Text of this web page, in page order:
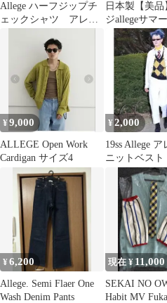
Allege ハーフジップチ
ェックシャツ アレッ
日本製【美品
ジallegeサマ
ェックパンツ
¥9,000
ALLEGE Open Work
Cardigan サイズ4
¥2,000
19ss Allege
ニットベスト
¥6,200
Allege. Semi Flaer One
Wash Denim Pants
現在 ¥ 11,000
SEKAI NO
Habit MV